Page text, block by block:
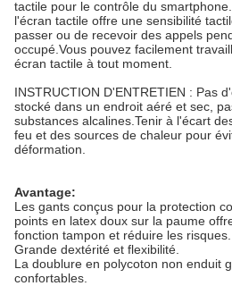
tactile pour le contrôle du
l'écran tactile offre une sensibilité
passer ou de recevoir des appels
occupé.Vous pouvez facilement
écran tactile à tout moment.
INSTRUCTION D'ENTRETIEN : Pas
stocké dans un endroit aéré et sec,
substances alcalines.Tenir à l'écart
feu et des sources de chaleur pour
déformation.
Avantage:
Les gants conçus pour la protection
points en latex doux sur la paume
fonction tampon et réduire les risques.
Grande dextérité et flexibilité.
La doublure en polycoton non enduit
confortables.